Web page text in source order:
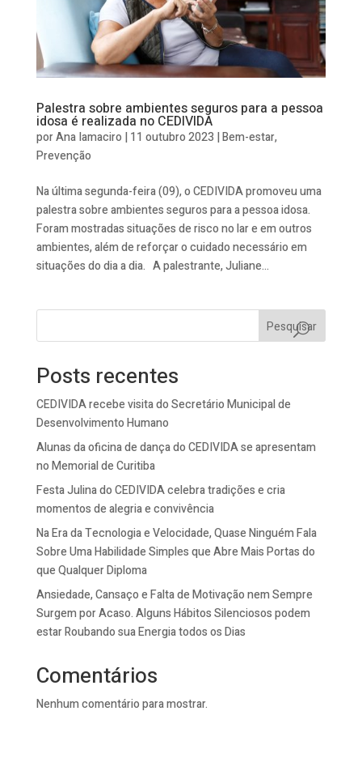
Palestra sobre ambientes seguros para a pessoa
idosa é realizada no CEDIVIDA
porAna Iamaciro |11 outubro 2023 |Bem-estar,
Prevenção
Na última segunda-feira (09), o CEDIVIDA promoveu uma
palestra sobre ambientes seguros para a pessoa idosa.
Foram mostradas situações de risco no lar e em outros
ambientes, além de reforçar o cuidado necessário em
situações do dia a dia. A palestrante, Juliane...
Pesquisar
Posts recentes
CEDIVIDA recebe visita do Secretário Municipal de
Desenvolvimento Humano
Alunas da oficina de dança do CEDIVIDA se apresentam
no Memorial de Curitiba
Festa Julina do CEDIVIDA celebra tradições e cria
momentos de alegria e convivência
Na Era da Tecnologia e Velocidade, Quase Ninguém Fala
Sobre Uma Habilidade Simples que Abre Mais Portas do
que Qualquer Diploma
Ansiedade, Cansaço e Falta de Motivação nem Sempre
Surgem por Acaso. Alguns Hábitos Silenciosos podem
estar Roubando sua Energia todos os Dias
Comentários
Nenhum comentário para mostrar.